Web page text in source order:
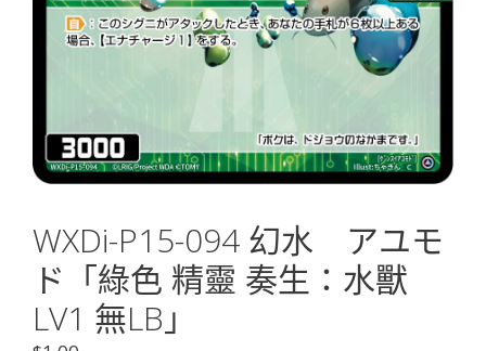
WXDi-P15-094 幻水 アユモ
ド「綠色 精靈 奏生：水獸
LV1 無LB」